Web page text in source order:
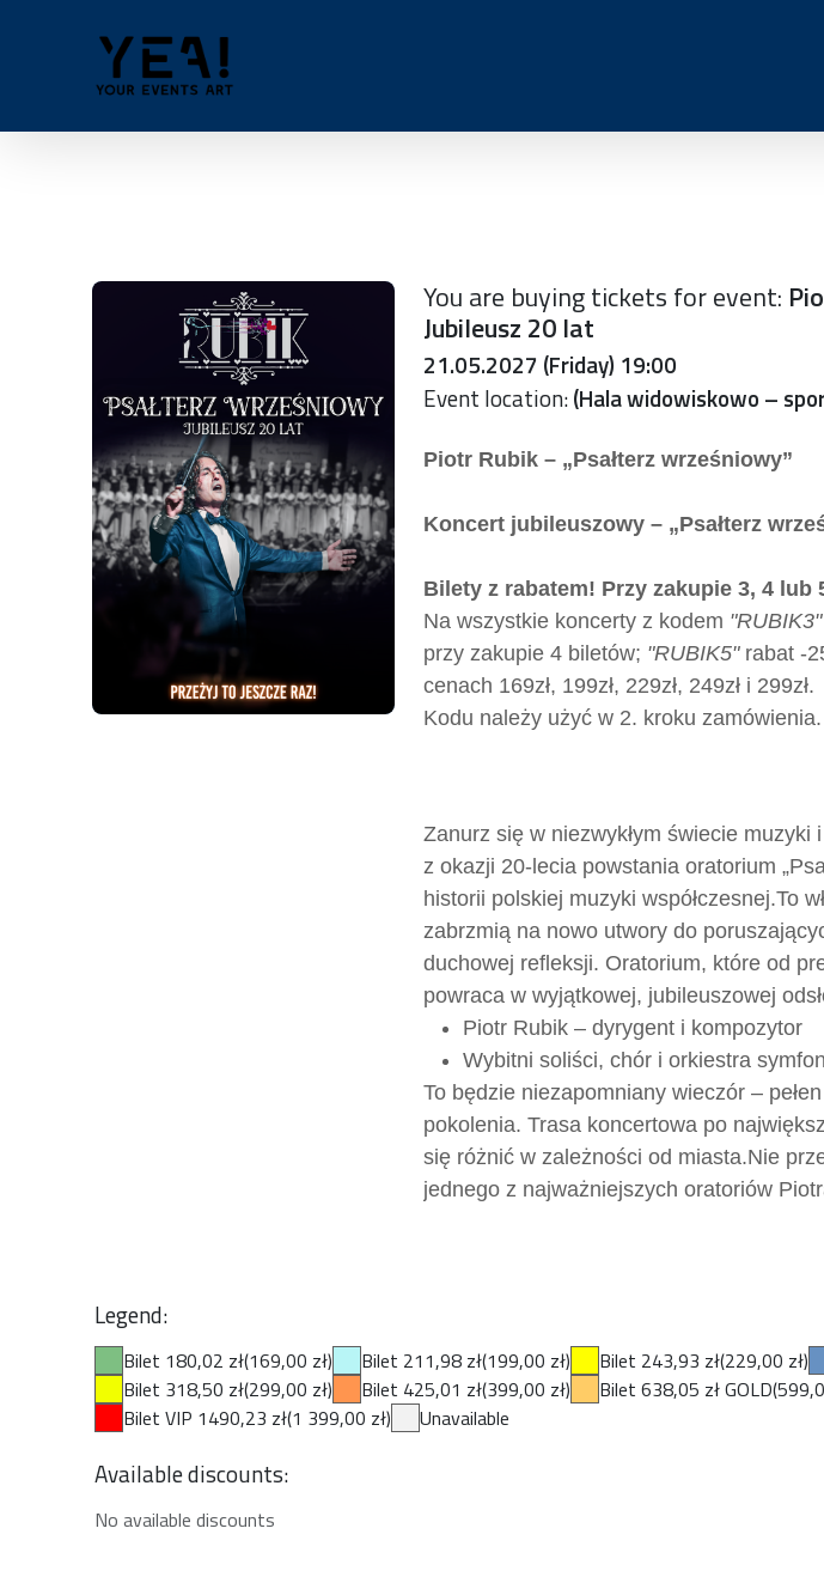
You are buying tickets for event:
Jubileusz 20 lat
21.05.2027 (Friday) 19:00
Event location:(Hala widowiskowo –
Piotr Rubik – „Psałterz wrześniowy”
Koncert jubileuszowy – „Psałterz
Bilety z rabatem! Przy zakupie 3, 4 lub
Na wszystkie koncerty z kodem "RUBIK3"
przy zakupie 4 biletów; "RUBIK5"rabat -
cenach 169zł, 199zł, 229zł, 249zł i 299zł.
Kodu należy użyć w 2. kroku
Zanurz się w niezwykłym świecie
z okazji 20-lecia powstania oratorium
historii polskiej muzyki współczesnej.To
zabrzmią na nowo utwory do
duchowej refleksji. Oratorium, które od
powraca w wyjątkowej, jubileuszowej
Piotr Rubik – dyrygent i kompozytor
Wybitni soliści, chór i orkiestra
To będzie niezapomniany wieczór –
pokolenia. Trasa koncertowa po
się różnić w zależności od miasta.Nie
jednego z najważniejszych oratoriów
Legend:
Bilet 180,02 zł(169,00 zł) Bilet 211,98 zł(199,00 zł) Bilet 243,93 zł(229,00 zł)
Bilet 318,50 zł(299,00 zł) Bilet 425,01 zł(399,00 zł) Bilet 638,05 zł GOLD
Bilet VIP 1490,23 zł(1 399,00 zł) Unavailable
Available discounts:
No available discounts